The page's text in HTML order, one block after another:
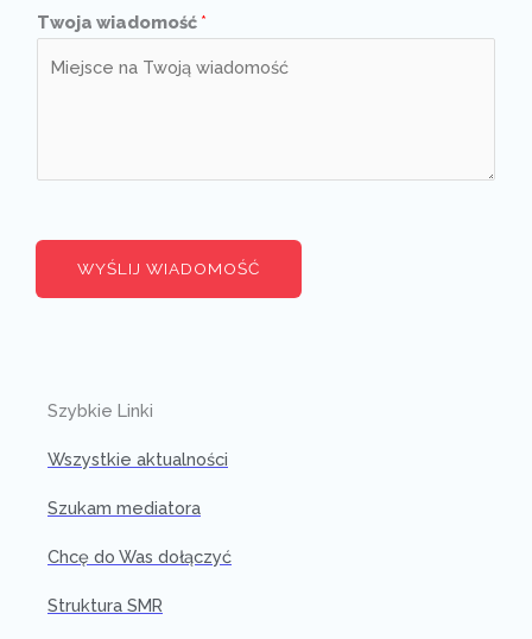
Twoja wiadomość *
WYŚLIJ WIADOMOŚĆ
Szybkie Linki
Wszystkie aktualności
Szukam mediatora
Chcę do Was dołączyć
Struktura SMR